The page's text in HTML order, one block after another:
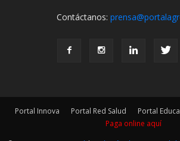
Contáctanos:
Portal Innova Portal Red Salud Portal Educa
Paga online aquí